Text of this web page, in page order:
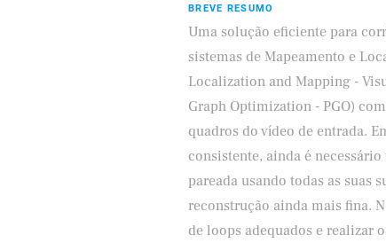
BREVE RESUMO
Uma solução eficiente para
sistemas de Mapeamento e
Localization and Mapping -
Graph Optimization - PGO)
quadros do vídeo de entrada.
consistente, ainda é
pareada usando todas as
reconstrução ainda mais fina.
de loops adequados e realizar